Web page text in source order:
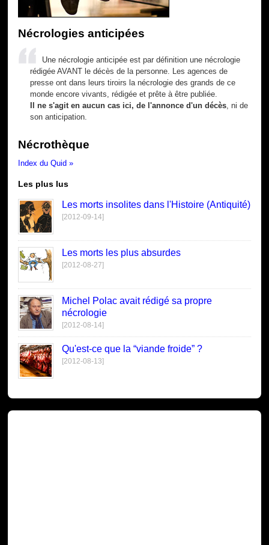
Nécrologies anticipées
Une nécrologie anticipée est par définition une nécrologie
rédigée AVANT le décès de la personne. Les agences de
presse ont dans leurs tiroirs la nécrologie des grands de ce
monde encore vivants, rédigée et prête à être publiée.
Il ne s'agit en aucun cas ici, de l'annonce d'un décès , ni de
son anticipation.
Nécrothèque
Index du Quid »
Les plus lus
Les morts insolites dans l'Histoire (Antiquité)
[2012-09-14]
Les morts les plus absurdes
[2012-08-27]
Michel Polac avait rédigé sa propre
nécrologie
[2012-08-14]
Qu'est-ce que la “viande froide” ?
[2012-08-13]